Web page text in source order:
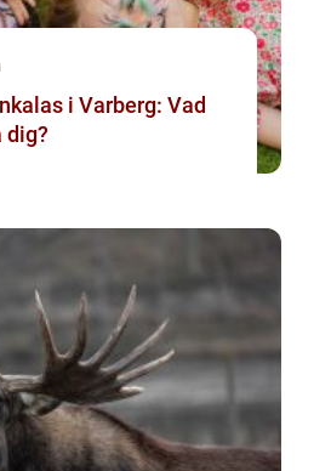
i Varberg: Vad
dig?